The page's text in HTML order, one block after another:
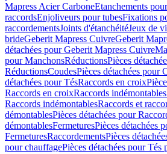
Mapress Acier CarboneEtanchements
raccordsEnjoliveurs pour tubesFixations
raccordementsJoints d'étanchéitéJeux de
brideGeberit Mapress CuivreGeberit
détachées pour Geberit Mapress Cuivre
pour ManchonsRéductionsPièces
RéductionsCoudesPièces détachées pour
détachées pour TésRaccords en croix
Raccords en croixRaccords indémontables
Raccords indémontablesRaccords et
démontablesPièces détachées pour
démontablesFermeturesPièces détachées
FermeturesRaccordementsPièces
pour chauffagePièces détachées pour Tés